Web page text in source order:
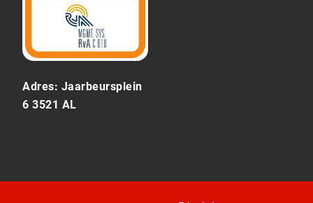
Adres: Jaarbeursplein
6 3521 AL